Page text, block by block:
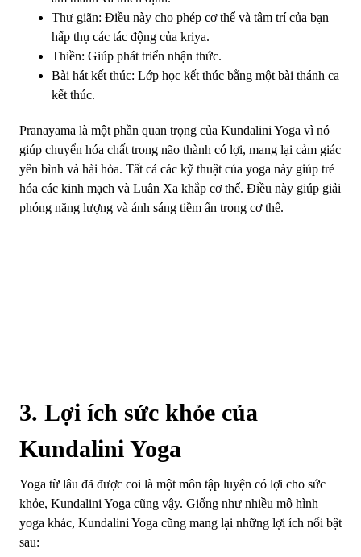
Thư giãn: Điều này cho phép cơ thể và tâm trí của bạn
hấp thụ các tác động của kriya.
Thiền: Giúp phát triển nhận thức.
Bài hát kết thúc: Lớp học kết thúc bằng một bài thánh ca
kết thúc.
Pranayama là một phần quan trọng của Kundalini Yoga vì nó
giúp chuyển hóa chất trong não thành có lợi, mang lại cảm giác
yên bình và hài hòa. Tất cả các kỹ thuật của yoga này giúp trẻ
hóa các kinh mạch và Luân Xa khắp cơ thể. Điều này giúp giải
phóng năng lượng và ánh sáng tiềm ẩn trong cơ thể.
3. Lợi ích sức khỏe của
Kundalini Yoga
Yoga từ lâu đã được coi là một môn tập luyện có lợi cho sức
khỏe, Kundalini Yoga cũng vậy. Giống như nhiều mô hình
yoga khác, Kundalini Yoga cũng mang lại những lợi ích nổi bật
sau: